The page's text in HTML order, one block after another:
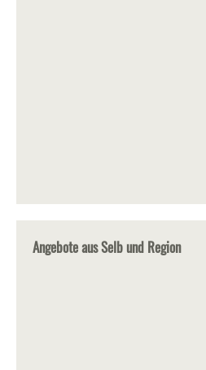
Angebote aus Selb und Region